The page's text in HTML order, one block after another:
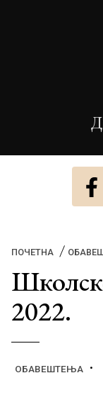
ПОЧЕТНА
2022.
ОБАВЕШТЕЊА